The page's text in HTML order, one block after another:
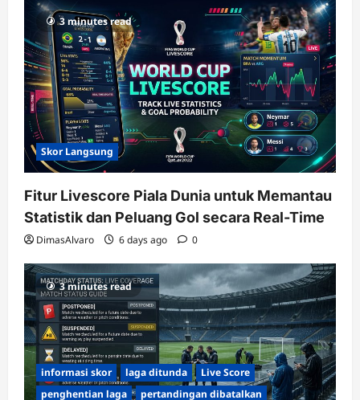
3 minutes read
Skor Langsung
Fitur Livescore Piala Dunia untuk Memantau
Statistik dan Peluang Gol secara Real-Time
DimasAlvaro 6 days ago 0
3 minutes read
informasi skor laga ditunda
Live Score
penghentian laga
pertandingan dibatalkan